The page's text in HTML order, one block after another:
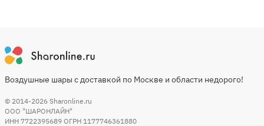
Воздушные шары с доставкой по Москве и области недорого!
© 2014-2026 Sharonline.ru
ООО "ШАРОНЛАЙН"
ИНН 7722395689 ОГРН 1177746361880